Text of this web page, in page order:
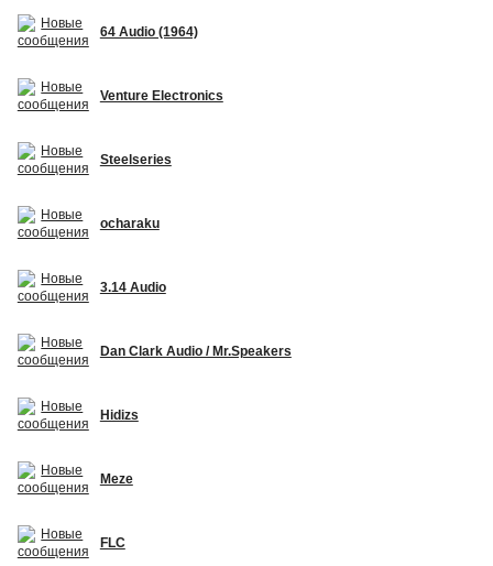
64 Audio (1964)
Venture Electronics
Steelseries
ocharaku
3.14 Audio
Dan Clark Audio / Mr.Speakers
Hidizs
Meze
FLC